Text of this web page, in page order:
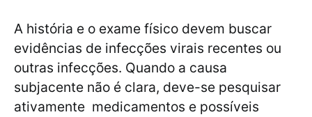
A história e o exame físico devem buscar
evidências de infecções virais recentes ou
outras infecções. Quando a causa
subjacente não é clara, deve-se pesquisar
ativamente medicamentos e possíveis